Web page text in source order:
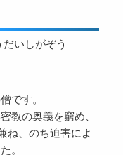
いしがぞう
です。
教の奥義を窮め、
ね、のち迫害によ
。